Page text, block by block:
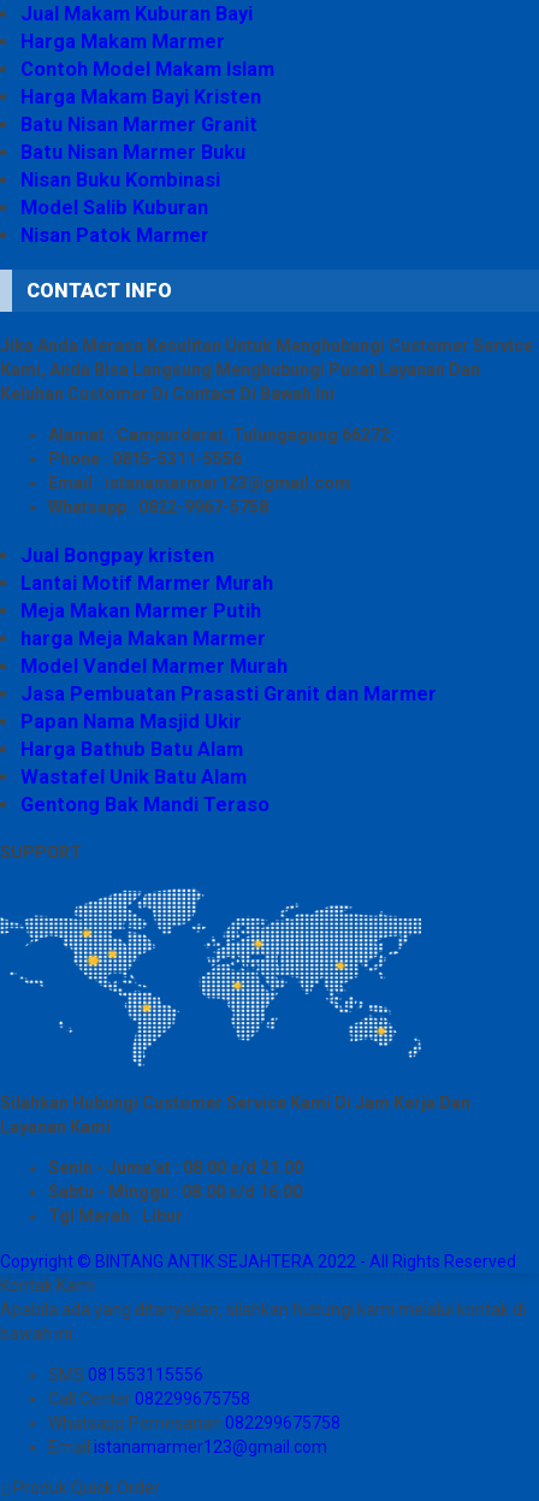
Jual Makam Kuburan Bayi
Harga Makam Marmer
Contoh Model Makam Islam
Harga Makam Bayi Kristen
Batu Nisan Marmer Granit
Batu Nisan Marmer Buku
Nisan Buku Kombinasi
Model Salib Kuburan
Nisan Patok Marmer
CONTACT INFO
Jika Anda Merasa Kesulitan Untuk Menghubungi Customer Service
Kami, Anda Bisa Langsung Menghubungi Pusat Layanan Dan
Keluhan Customer Di Contact Di Bawah Ini
Alamat : Campurdarat, Tulungagung 66272
Phone : 0815-5311-5556
Email : istanamarmer123@gmail.com
Whatsapp : 0822-9967-5758
Jual Bongpay kristen
Lantai Motif Marmer Murah
Meja Makan Marmer Putih
harga Meja Makan Marmer
Model Vandel Marmer Murah
Jasa Pembuatan Prasasti Granit dan Marmer
Papan Nama Masjid Ukir
Harga Bathub Batu Alam
Wastafel Unik Batu Alam
Gentong Bak Mandi Teraso
SUPPORT
Silahkan Hubungi Customer Service Kami Di Jam Kerja Dan
Layanan Kami
Senin - Juma'at : 08.00 s/d 21.00
Sabtu - Minggu : 08.00 s/d 16.00
Tgl Merah : Libur
Copyright © BINTANG ANTIK SEJAHTERA 2022 - All Rights Reserved
Kontak Kami
Apabila ada yang ditanyakan, silahkan hubungi kami melalui kontak di
bawah ini.
SMS 081553115556
Call Center 082299675758
Whatsapp Pemesanan 082299675758
Email istanamarmer123@gmail.com
Produk Quick Order